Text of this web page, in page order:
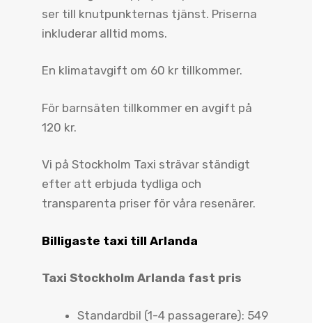
ser till knutpunkternas tjänst. Priserna
inkluderar alltid moms.
En klimatavgift om 60 kr tillkommer.
För barnsäten tillkommer en avgift på
120 kr.
Vi på Stockholm Taxi strävar ständigt
efter att erbjuda tydliga och
transparenta priser för våra resenärer.
Billigaste taxi till Arlanda
Taxi Stockholm Arlanda fast pris
Standardbil (1-4 passagerare): 549